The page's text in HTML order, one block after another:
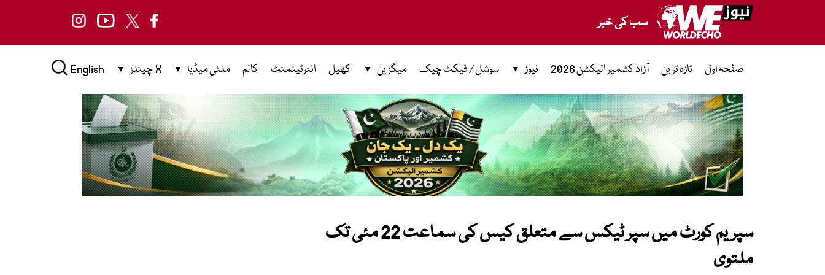
سب کی خبر
صفحہ اول تازہ ترین آزاد کشمیر الیکشن 2026 نیوز سوشل / فیکٹ چیک میگزین کھیل انٹرٹینمنٹ کالم ملٹی میڈیا X چینلز English
سپریم کورٹ میں سپر ٹیکس سے متعلق کیس کی سماعت 22 مئی تک
ملتوی